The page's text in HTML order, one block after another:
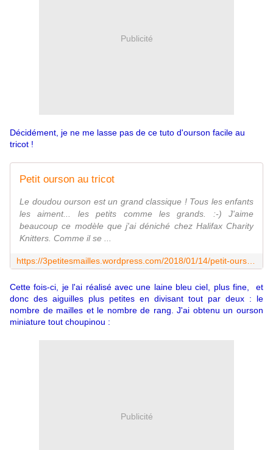
Publicité
Décidément, je ne me lasse pas de ce tuto d'ourson facile au
tricot !
Petit ourson au tricot
Le doudou ourson est un grand classique ! Tous les enfants
les aiment... les petits comme les grands. :-) J'aime
beaucoup ce modèle que j'ai déniché chez Halifax Charity
Knitters. Comme il se ...
Cette fois-ci, je l'ai réalisé avec une laine bleu ciel, plus fine,
et
donc des aiguilles plus petites en divisant tout par deux : le
nombre de mailles et le nombre de rang. J'ai obtenu un ourson
miniature tout choupinou :
Publicité